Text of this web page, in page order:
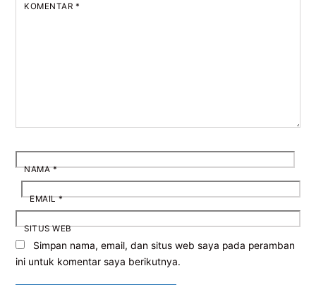
KOMENTAR *
NAMA*
EMAIL*
SITUS WEB
Simpan nama, email, dan situs web saya pada peramban
ini untuk komentar saya berikutnya.